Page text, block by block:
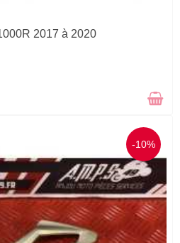
2017 à 2020
-10%